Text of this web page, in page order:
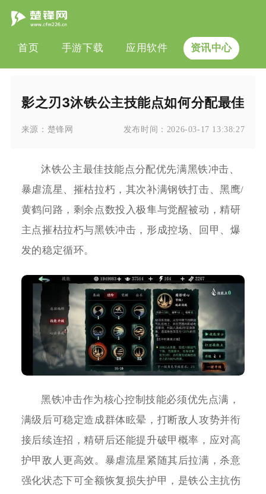
首页 手游下载 应用软件 资讯中心
影之刃3沐铁公主技能点如何分配最佳
来源： 楚锋网 发布时间： 2026-03-17 13:38:27
沐铁公主最佳技能点分配优先满黑铁冲击、
暴虐流星、摧枯拉朽，其次补满钢铁打击、黑鹰/
黄鹤问路，剩余点数投入极隼与觉醒被动，精研
主点摧枯拉朽与黑铁冲击，形成控场、回甲、爆
发的稳定循环。
黑铁冲击作为核心控制技能必须优先点满，
满级后可稳定造成群体眩晕，打断敌人攻势并衔
接后续连招，精研后还能提升破甲概率，应对高
护甲敌人更高效。暴虐流星紧随其后拉满，杀意
强化状态下可全额恢复损失护甲，是铁公主抗伤